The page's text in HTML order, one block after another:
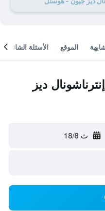
الموقع الأسئلة الشائعة
ديز
ث 18/8